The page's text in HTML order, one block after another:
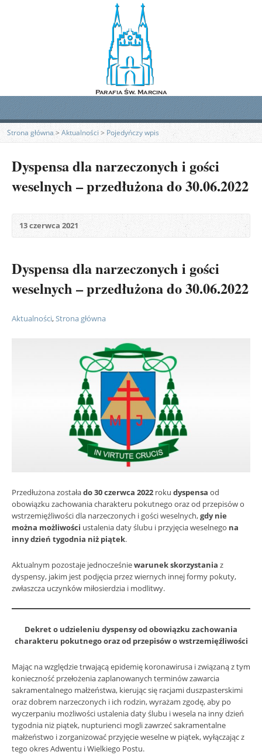
Strona główna> Aktualności > Pojedyńczy wpis
Dyspensa dla narzeczonych i gości
weselnych – przedłużona do 30.06.2022
13 czerwca 2021
Dyspensa dla narzeczonych i gości
weselnych – przedłużona do 30.06.2022
Aktualności,Strona główna
Przedłużona zostałado 30 czerwca 2022 roku dyspensa od
obowiązku zachowania charakteru pokutnego oraz od przepisów o
wstrzemięźliwości dla narzeczonych i gości weselnych,gdy nie
można możliwości ustalenia daty ślubu i przyjęcia weselnego na
inny dzień tygodnia niż piątek.
Aktualnym pozostaje jednocześniewarunek skorzystania z
dyspensy, jakim jest podjęcia przez wiernych innej formy pokuty,
zwłaszcza uczynków miłosierdzia i modlitwy.
Dekret o udzieleniu dyspensyod obowiązku zachowania
charakteru pokutnegooraz od przepisów o wstrzemięźliwości
Mając na względzie trwającą epidemię koronawirusa i związaną z tym
konieczność przełożenia zaplanowanych terminów zawarcia
sakramentalnego małżeństwa, kierując się racjami duszpasterskimi
oraz dobrem narzeczonych i ich rodzin, wyrażam zgodę, aby po
wyczerpaniu możliwości ustalenia daty ślubu i wesela na inny dzień
tygodnia niż piątek, nupturienci mogli zawrzeć sakramentalne
małżeństwo i zorganizować przyjęcie weselne w piątek, wyłączając z
tego okres Adwentu i Wielkiego Postu.